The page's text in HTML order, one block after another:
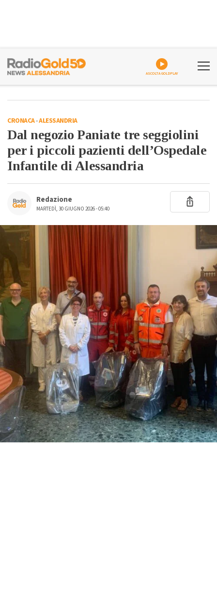
ASCOLTA GOLDPLAY
CRONACA-ALESSANDRIA
Dal negozio Paniate tre seggiolini
per i piccoli pazienti dell’Ospedale
Infantile di Alessandria
Redazione
MARTEDÌ, 30 GIUGNO 2026 - 05:40